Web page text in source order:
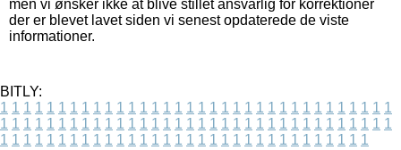
men vi ønsker ikke at blive stillet ansvarlig for korrektioner
der er blevet lavet siden vi senest opdaterede de viste
informationer.
BITLY:
1 1 1 1 1 1 1 1 1 1 1 1 1 1 1 1 1 1 1 1 1 1 1 1 1 1 1 1 1 1 1 1 1 1
1 1 1 1 1 1 1 1 1 1 1 1 1 1 1 1 1 1 1 1 1 1 1 1 1 1 1 1 1 1 1 1 1 1
1 1 1 1 1 1 1 1 1 1 1 1 1 1 1 1 1 1 1 1 1 1 1 1 1 1 1 1 1 1 1 1